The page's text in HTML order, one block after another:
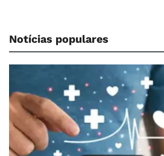
Notícias populares